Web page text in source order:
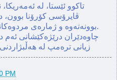
بوونه‌ته‌وه‌ و ژماره‌ی مردوه‌كانیش له‌‌ ١٥ هه‌زار كه‌سی تێپه‌ڕوه‌.
چاوه‌دێران درێژه‌كێشانی ئه‌م
PM